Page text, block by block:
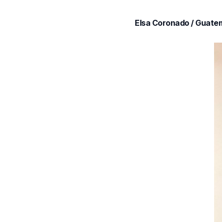
Elsa Coronado /